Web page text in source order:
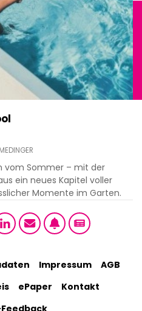
vom Sommer – mit der
ein neues Kapitel voller
Momente im Garten.
Impressum
AGB
ePaper
Kontakt